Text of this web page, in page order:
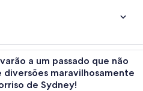
a um passado que não
maravilhosamente
de Sydney!